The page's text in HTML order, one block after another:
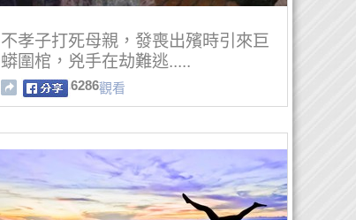
不孝子打死母親，發喪出殯時引來巨
蟒圍棺，兇手在劫難逃.....
6286觀看